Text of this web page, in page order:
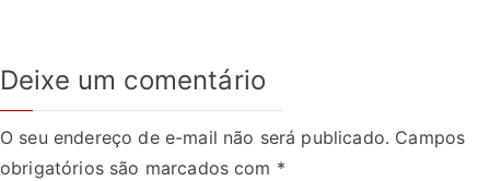
Deixe um comentário
O seu endereço de e-mail não será publicado. Campos
obrigatórios são marcados com *